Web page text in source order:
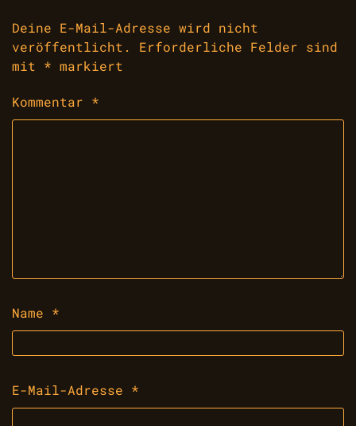
Deine E-Mail-Adresse wird nicht
veröffentlicht.
Erforderliche Felder sind
mit * markiert
Kommentar *
Name *
E-Mail-Adresse *